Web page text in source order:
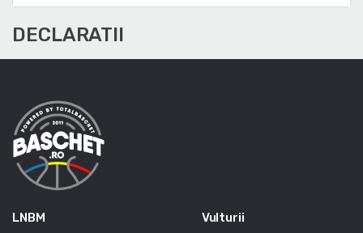
DECLARATII
LNBM Vulturii